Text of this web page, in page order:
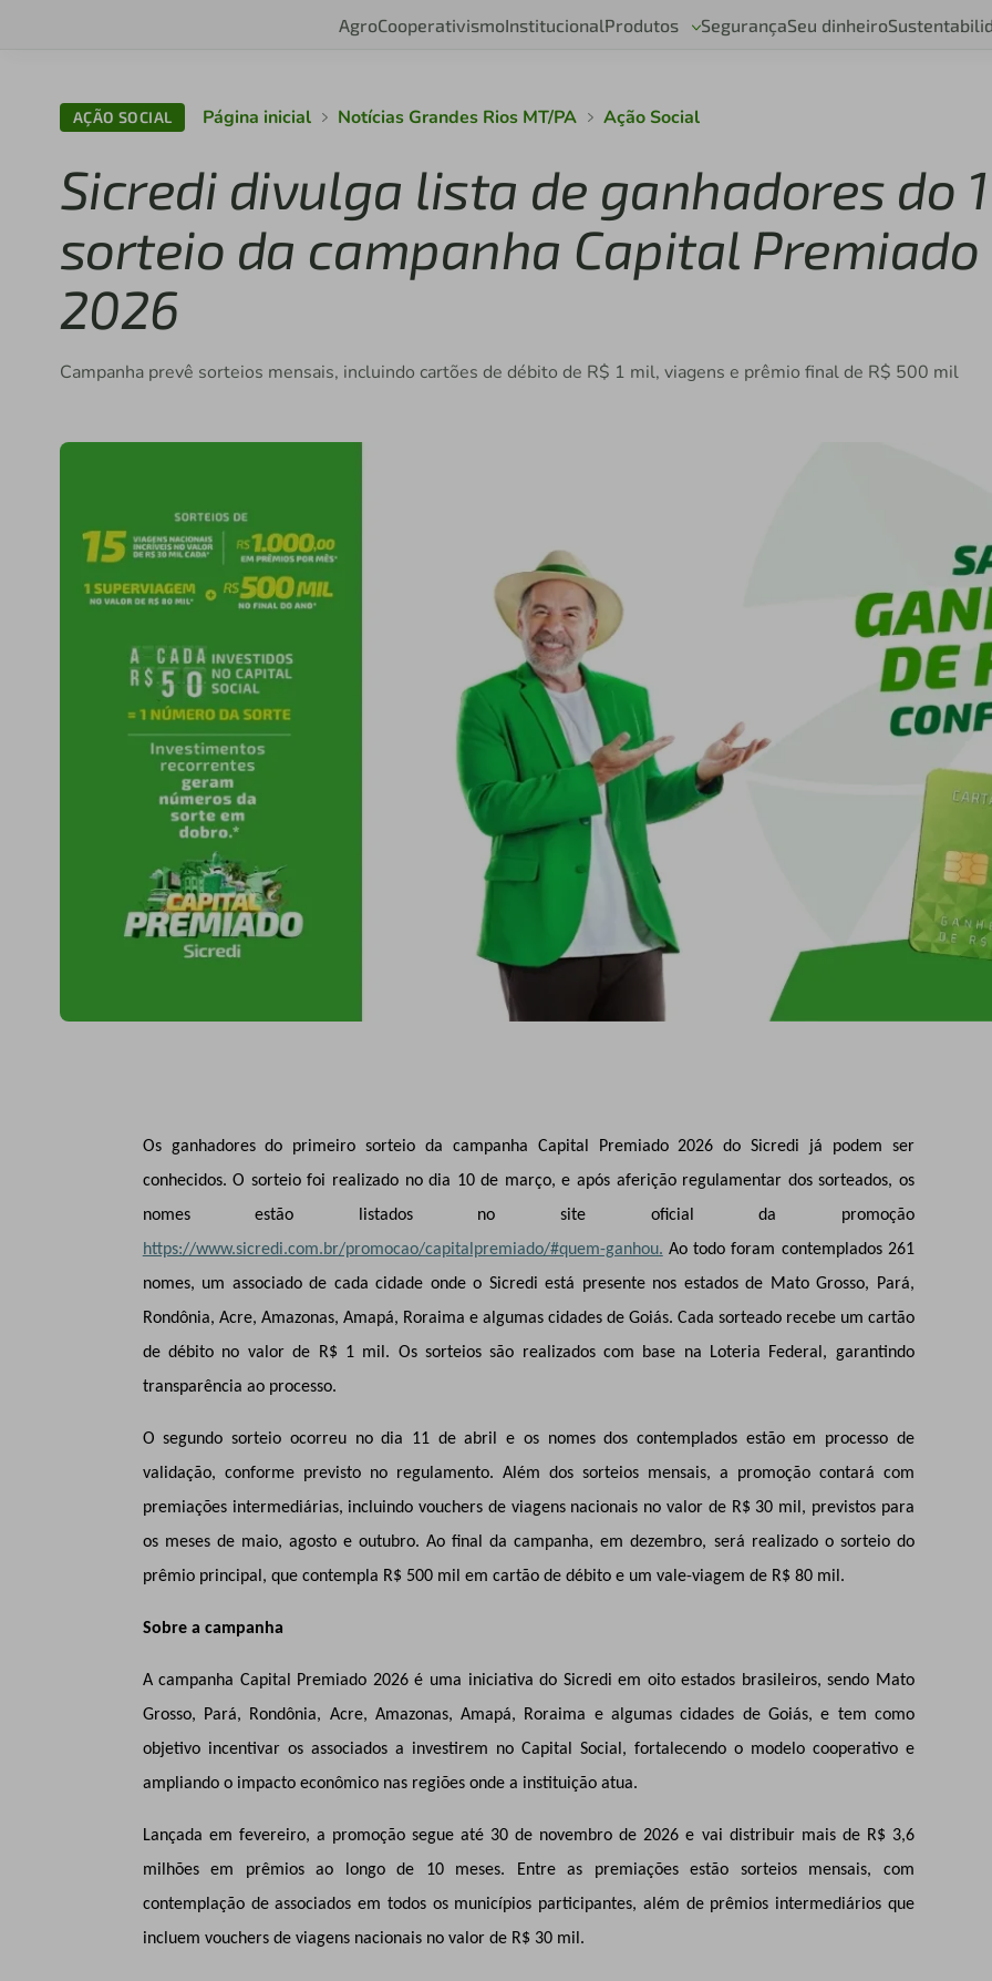
AgroCooperativismoInstitucionalProdutos SegurançaSeu dinheiro
AÇÃO SOCIAL Página inicial Notícias Grandes Rios MT/PA Ação Social
Sicredi divulga lista de ganhadores do
sorteio da campanha Capital Premiado
2026
Campanha prevê sorteios mensais, incluindo cartões de débito de R$ 1 mil, viagens e prêmio final de R$ 500 mil
Os ganhadores do primeiro sorteio da campanha Capital Premiado 2026 do Sicredi já podem ser
conhecidos. O sorteio foi realizado no dia 10 de março, e após aferição regulamentar dos sorteados, os
nomes estão listados no site oficial da promoção
https://www.sicredi.com.br/promocao/capitalpremiado/#quem-ganhou. Ao todo foram contemplados 261
nomes, um associado de cada cidade onde o Sicredi está presente nos estados de Mato Grosso, Pará,
Rondônia, Acre, Amazonas, Amapá, Roraima e algumas cidades de Goiás. Cada sorteado recebe um cartão
de débito no valor de R$ 1 mil. Os sorteios são realizados com base na Loteria Federal, garantindo
transparência ao processo.
O segundo sorteio ocorreu no dia 11 de abril e os nomes dos contemplados estão em processo de
validação, conforme previsto no regulamento. Além dos sorteios mensais, a promoção contará com
premiações intermediárias, incluindo vouchers de viagens nacionais no valor de R$ 30 mil, previstos para
os meses de maio, agosto e outubro. Ao final da campanha, em dezembro, será realizado o sorteio do
prêmio principal, que contempla R$ 500 mil em cartão de débito e um vale-viagem de R$ 80 mil.
Sobre a campanha
A campanha Capital Premiado 2026 é uma iniciativa do Sicredi em oito estados brasileiros, sendo Mato
Grosso, Pará, Rondônia, Acre, Amazonas, Amapá, Roraima e algumas cidades de Goiás, e tem como
objetivo incentivar os associados a investirem no Capital Social, fortalecendo o modelo cooperativo e
ampliando o impacto econômico nas regiões onde a instituição atua.
Lançada em fevereiro, a promoção segue até 30 de novembro de 2026 e vai distribuir mais de R$ 3,6
milhões em prêmios ao longo de 10 meses. Entre as premiações estão sorteios mensais, com
contemplação de associados em todos os municípios participantes, além de prêmios intermediários que
incluem vouchers de viagens nacionais no valor de R$ 30 mil.